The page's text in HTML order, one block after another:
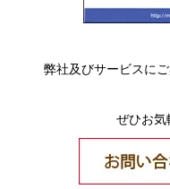
弊社及びサービスに
ぜひお気